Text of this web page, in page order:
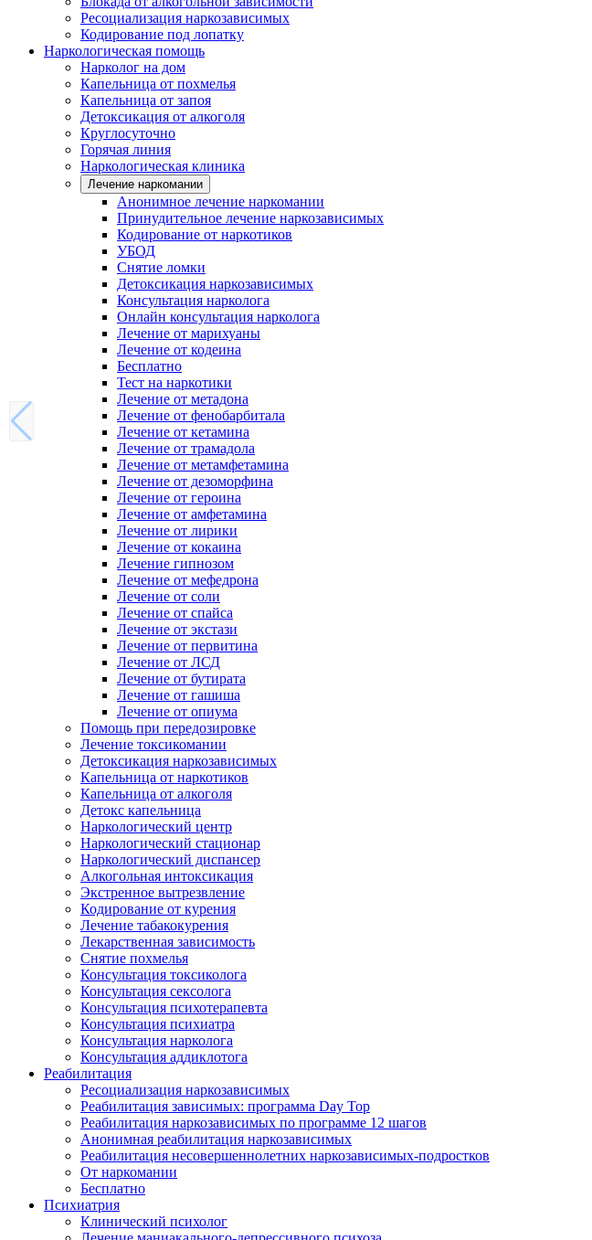
Ресоциализация наркозависимых
Кодирование под лопатку
Наркологическая помощь
Нарколог на дом
Капельница от похмелья
Капельница от запоя
Детоксикация от алкоголя
Круглосуточно
Горячая линия
Наркологическая клиника
Лечение наркомании
Анонимное лечение наркомании
Принудительное лечение наркозависимых
Кодирование от наркотиков
УБОД
Снятие ломки
Детоксикация наркозависимых
Консультация нарколога
Онлайн консультация нарколога
Лечение от марихуаны
Лечение от кодеина
Бесплатно
Тест на наркотики
Лечение от метадона
Лечение от фенобарбитала
Лечение от кетамина
Лечение от трамадола
Лечение от метамфетамина
Лечение от дезоморфина
Лечение от героина
Лечение от амфетамина
Лечение от лирики
Лечение от кокаина
Лечение гипнозом
Лечение от мефедрона
Лечение от соли
Лечение от спайса
Лечение от экстази
Лечение от первитина
Лечение от ЛСД
Лечение от бутирата
Лечение от гашиша
Лечение от опиума
Помощь при передозировке
Лечение токсикомании
Детоксикация наркозависимых
Капельница от наркотиков
Капельница от алкоголя
Детокс капельница
Наркологический центр
Наркологический стационар
Наркологический диспансер
Алкогольная интоксикация
Экстренное вытрезвление
Кодирование от курения
Лечение табакокурения
Лекарственная зависимость
Снятие похмелья
Консультация токсиколога
Консультация сексолога
Консультация психотерапевта
Консультация психиатра
Консультация нарколога
Консультация аддиклотога
Реабилитация
Ресоциализация наркозависимых
Реабилитация зависимых: программа Day Top
Реабилитация наркозависимых по программе 12 шагов
Анонимная реабилитация наркозависимых
Реабилитация несовершеннолетних наркозависимых-подростков
От наркомании
Бесплатно
Психиатрия
Клинический психолог